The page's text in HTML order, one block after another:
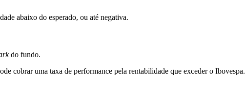
abaixo do esperado, ou até negativa.
do fundo.
cobrar uma taxa de performance pela rentabilidade que exceder o Ibovespa.